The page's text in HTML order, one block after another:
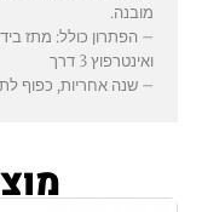
מובנה.
ואינטרפוץ 3 דרך
– שנה אחריות, כפוף